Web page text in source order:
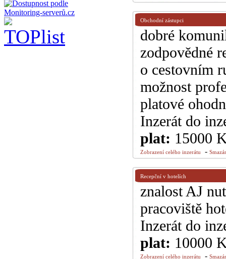
Obchodní zástupci
dobré
zodpovědné
o cestovním
možnost
platové
Inzerát do
plat: 15000
Zobrazení celého inzerátu -
Recepční v hotelích
znalost AJ
pracoviště
Inzerát do
plat: 10000
Zobrazení celého inzerátu -